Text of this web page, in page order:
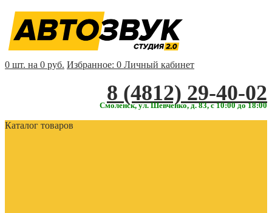
0 шт. на 0 руб. Избранное: 0 Личный кабинет
‎‎8 (4812) 29-40-02
Смоленск, ул. Шевченко, д. 83, с 10:00 до 18:00
Каталог товаров